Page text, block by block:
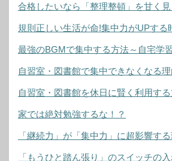
合格したいなら「整理整頓」を甘く見
規則正しい生活が命!集中力がUPする
最強のBGMで集中する方法～自宅学
自習室・図書館で集中できなくなる理
自習室・図書館を休日に賢く利用す
家では絶対勉強するな！？
「継続力」が「集中力」に超影響す
「もうひと踏ん張り」のスイッチの